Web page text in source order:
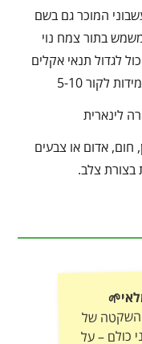
המוכר גם בשם
בתור צמח נוי
לגדול תנאי אקלים
לקור 5-10
לינארית
חום, אדום או צבעים
בצורת צלב.
של
וקבלו עדכונים לפני כולם – על